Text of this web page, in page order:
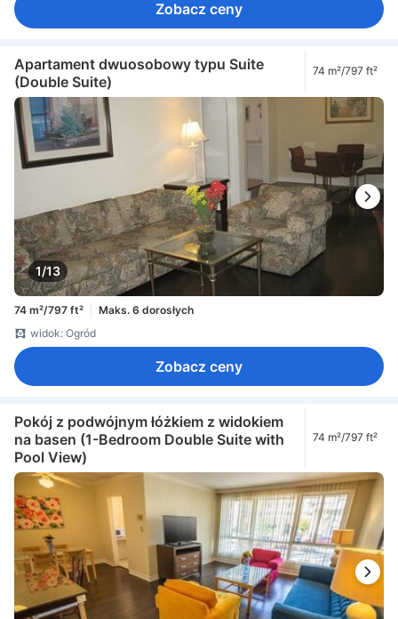
Zobacz ceny
Apartament dwuosobowy typu Suite
(Double Suite)
74 m²/797 ft²
1/13
74 m²/797 ft²
Maks. 6 dorosłych
widok: Ogród
Zobacz ceny
Pokój z podwójnym łóżkiem z widokiem
na basen (1-Bedroom Double Suite with
Pool View)
74 m²/797 ft²